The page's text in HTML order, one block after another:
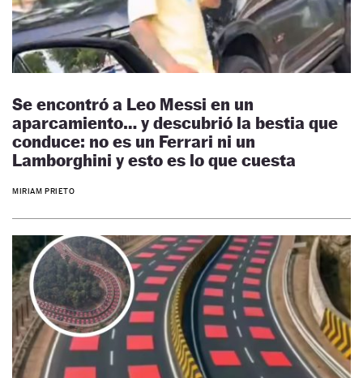
Se encontró a Leo Messi en un
aparcamiento… y descubrió la bestia que
conduce: no es un Ferrari ni un
Lamborghini y esto es lo que cuesta
MIRIAM PRIETO